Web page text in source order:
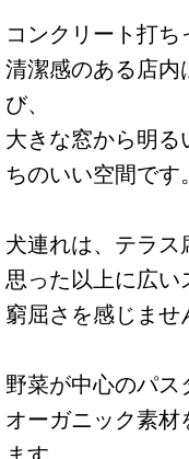
コンクリート打ち
清潔感のある店内
び、
大きな窓から明
ちのいい空間です。
犬連れは、テラス
思った以上に広い
窮屈さを感じませ
野菜が中心のパス
オーガニック素